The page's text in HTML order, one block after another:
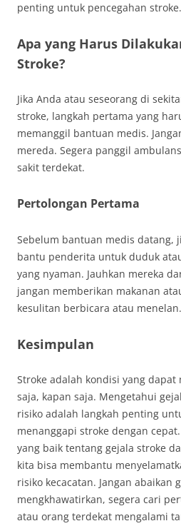
penting untuk pencegahan stroke.
Apa yang Harus
Stroke?
Jika Anda atau seseorang di
stroke, langkah pertama yang
memanggil bantuan medis.
mereda. Segera panggil
sakit terdekat.
Pertolongan Pertama
Sebelum bantuan medis datang,
bantu penderita untuk duduk
yang nyaman. Jauhkan mereka
jangan memberikan makanan
kesulitan berbicara atau menelan.
Kesimpulan
Stroke adalah kondisi yang
saja, kapan saja. Mengetahui
risiko adalah langkah penting
menanggapi stroke dengan
yang baik tentang gejala stroke
kita bisa membantu
risiko kecacatan. Jangan abaikan
mengkhawatirkan, segera cari
atau orang terdekat mengalami